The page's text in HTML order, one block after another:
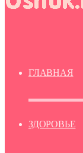
ГЛАВНАЯ
ЗДОРОВЬЕ